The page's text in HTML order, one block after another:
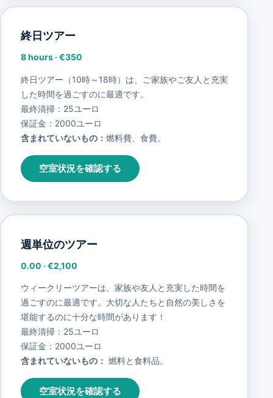
終日ツアー
8 hours·€350
終日ツアー（10時～18時）は、ご家族やご友人と充実
した時間を過ごすのに最適です。
最終清掃：25ユーロ
保証金：2000ユーロ
含まれていないもの： 燃料費、食費。
空室状況を確認する
週単位のツアー
0.00 ·€2,100
ウィークリーツアーは、家族や友人と充実した時間を
過ごすのに最適です。大切な人たちと自然の美しさを
堪能するのに十分な時間があります！
最終清掃：25ユーロ
保証金：2000ユーロ
含まれていないもの： 燃料と食料品。
空室状況を確認する